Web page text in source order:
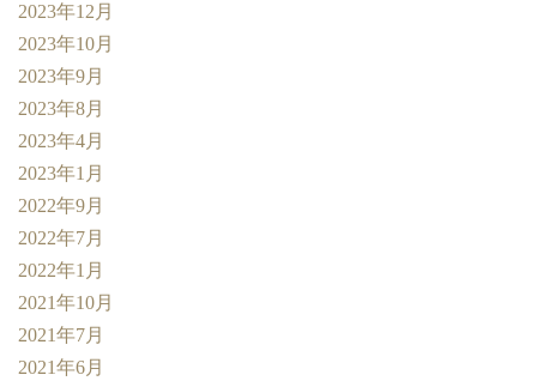
2023年12月
2023年10月
2023年9月
2023年8月
2023年4月
2023年1月
2022年9月
2022年7月
2022年1月
2021年10月
2021年7月
2021年6月